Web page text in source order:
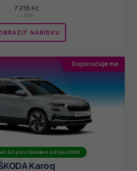
7 255 Kč
s DPH
NABÍDKU
Doporučujeme
GO plus (skladem od říjen 2026)
Karoq